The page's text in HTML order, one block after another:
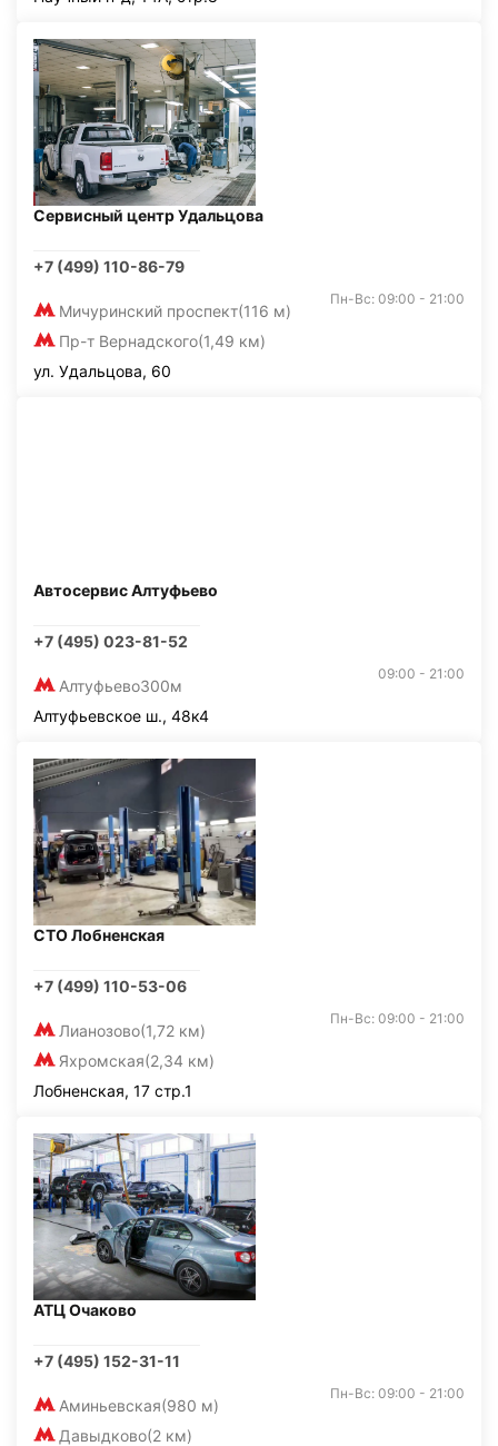
Сервисный центр Удальцова
+7 (499) 110-86-79
Мичуринский проспект(116 м)
Пр-т Вернадского(1,49 км)
Пн-Вс: 09:00 - 21:00
ул. Удальцова, 60
Автосервис Алтуфьево
+7 (495) 023-81-52
Алтуфьево300м
09:00 - 21:00
Алтуфьевское ш., 48к4
СТО Лобненская
+7 (499) 110-53-06
Лианозово(1,72 км)
Яхромская(2,34 км)
Пн-Вс: 09:00 - 21:00
Лобненская, 17 стр.1
АТЦ Очаково
+7 (495) 152-31-11
Аминьевская(980 м)
Давыдково(2 км)
Пн-Вс: 09:00 - 21:00